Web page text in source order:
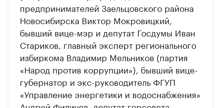
предпринимателей Заельцовского района
Новосибирска Виктор Мокровицкий,
бывший вице-мэр и депутат Госдумы Иван
Стариков, главный эксперт регионального
избиркома Владимир Мельников (партия
«Народ против коррупции»), бывший вице-
губернатор и экс-руководитель ФГУП
«Управление энергетики и водоснабжения»